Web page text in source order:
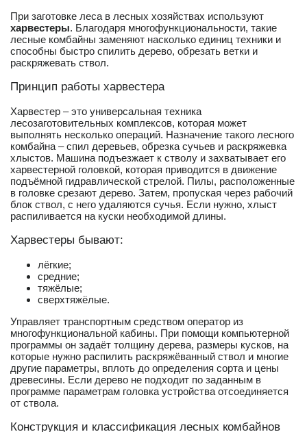
При заготовке леса в лесных хозяйствах используют
харвестеры. Благодаря многофункциональности, такие
лесные комбайны заменяют насколько единиц техники и
способны быстро спилить дерево, обрезать ветки и
раскряжевать ствол.
Принцип работы харвестера
Харвестер – это универсальная техника
лесозаготовительных комплексов, которая может
выполнять несколько операций. Назначение такого лесного
комбайна – спил деревьев, обрезка сучьев и раскряжевка
хлыстов. Машина подъезжает к стволу и захватывает его
харвестерной головкой, которая приводится в движение
подъёмной гидравлической стрелой. Пилы, расположенные
в головке срезают дерево. Затем, пропуская через рабочий
блок ствол, с него удаляются сучья. Если нужно, хлыст
распиливается на куски необходимой длины.
Харвестеры бывают:
лёгкие;
средние;
тяжёлые;
сверхтяжёлые.
Управляет транспортным средством оператор из
многофункциональной кабины. При помощи компьютерной
программы он задаёт толщину дерева, размеры кусков, на
которые нужно распилить раскряжёванный ствол и многие
другие параметры, вплоть до определения сорта и цены
древесины. Если дерево не подходит по заданным в
программе параметрам головка устройства отсоединяется
от ствола.
Конструкция и классификация лесных комбайнов